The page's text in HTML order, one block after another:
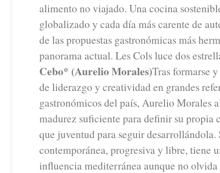
alimento no viajado. Una cocina
globalizado y cada día más carente de
de las propuestas gastronómicas más
panorama actual. Les Cols luce dos
Cebo* (Aurelio Morales)Tras formarse
de liderazgo y creatividad en grandes
gastronómicos del país, Aurelio Morales
madurez suficiente para definir su propia
que juventud para seguir desarrollándola.
contemporánea, progresiva y libre, tiene
influencia mediterránea aunque no olvida